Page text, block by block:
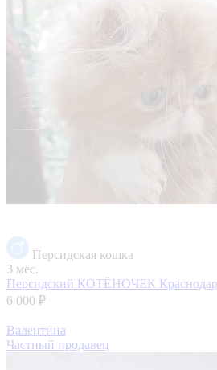
Персидская кошка
3 мес.
Персидский КОТЁНОЧЕК
6 000 ₽
Валентина
Частный продавец